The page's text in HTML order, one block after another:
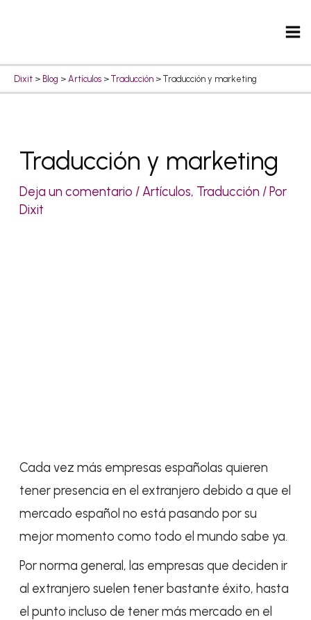
Dixit > Blog > Artículos > Traducción > Traducción y marketing
Traducción y marketing
Deja un comentario /Artículos, Traducción / Por
Dixit
Cada vez más empresas españolas quieren
tener presencia en el extranjero debido a que el
mercado español no está pasando por su
mejor momento como todo el mundo sabe ya.
Por norma general, las empresas que deciden ir
al extranjero suelen tener bastante éxito, hasta
el punto incluso de tener más mercado en el
entradas